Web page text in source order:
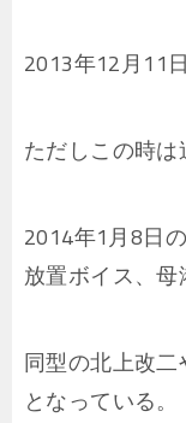
2013年12月11
ただしこの時は
2014年1月8日
放置ボイス、母
同型の北上改
となっている。